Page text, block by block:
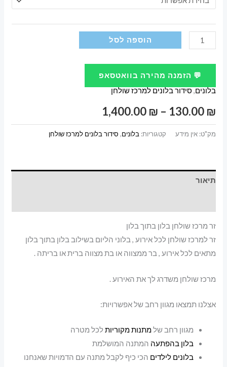
כמות
של
זר
מרכז
שולחן
בלון
בלון
הוספה לסל
💬 הזמנה מהירה בוואטסאפ
בלונים, סידור בלונים למרכז שולחן
130.00 ₪
–
1,400.00 ₪
מחירים:
עד
מק"ט:אין מידע קטגוריות:בלונים, סידור בלונים למרכז שולחן
תיאור
זר מרכז שולחן בלון בתוך בלון
זר למרכז שולחן לכל אירוע , בלוני הליום בשילוב בלון בתוך בלון
מתאים לכל אירוע , בר ממצווה או בת מצווה ברית או בריתה .
מרכז שולחן משדרג לך את האירוע .
אצלנו תמצאו מגוון רחב של אפשרויות:
מגוון רחב שלמתנות מקוריותלכל מטרה
בלון בהפתעה המתנה המושלמת
בלונים לילדים הכי כיף לקבל מתנה עם הדמויות שאנחנו